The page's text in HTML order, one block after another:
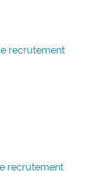
recrutement
recrutement